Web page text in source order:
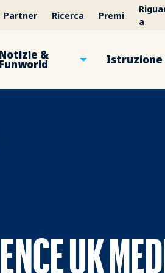
Partner Ricerca Premi
a
Notizie &
Funworld Istruzione
UK